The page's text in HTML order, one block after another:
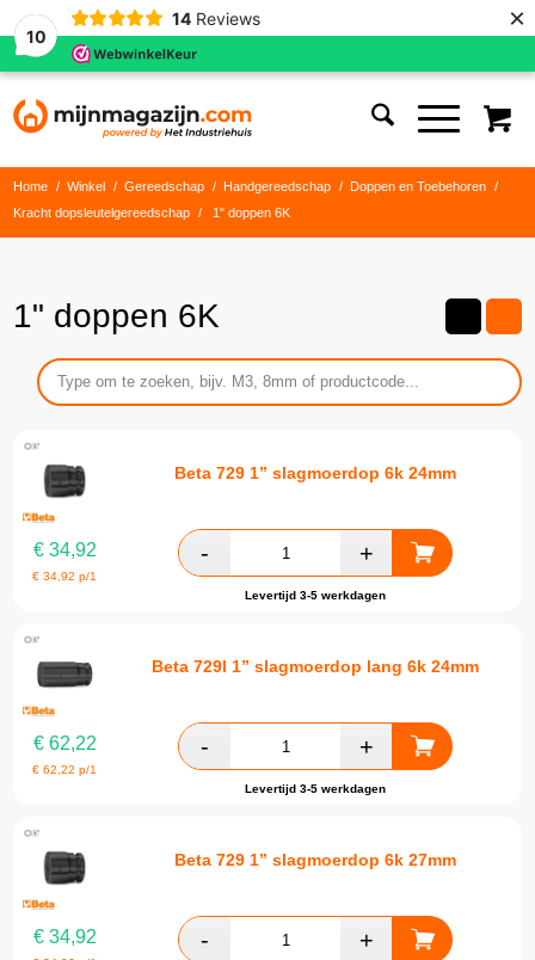
10
14 Reviews ×
Home / Winkel / Gereedschap / Handgereedschap / Doppen en Toebehoren
/
Kracht dopsleutelgereedschap
/ 1" doppen 6K
1" doppen 6K
Beta 729 1” slagmoerdop 6k 24mm
€34,92
€34,92 p/1
Levertijd 3-5 werkdagen
Beta 729l 1” slagmoerdop lang 6k 24mm
€62,22
€62,22 p/1
Levertijd 3-5 werkdagen
Beta 729 1” slagmoerdop 6k 27mm
€34,92